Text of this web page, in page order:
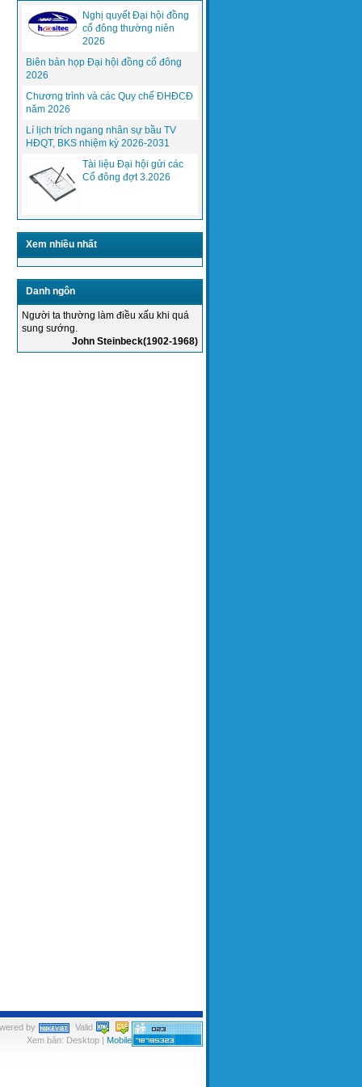
(PCWorldVN) Gần 7 tỷ thuê bao di động,
sắp bằng dân số thế giới,...
Phần mềm quản lý, điều hành giải
quyết trở ngại, sự cố online
HasitecTN
Thực hiện mục tiêu chất lượng năm
2015 của Tổng giám đốc công ty...
Nghị quyết Đại hội đồng
cổ đông thường niên
2026
Biên bản họp Đại hội đồng cổ đông
2026
Chương trình và các Quy chế ĐHĐCĐ
năm 2026
Lí lịch trích ngang nhân sự bầu TV
HĐQT, BKS nhiệm kỳ 2026-2031
Tài liệu Đại hội gửi các
Cổ đông đợt 3.2026
Xem nhiều nhất
Danh ngôn
Người ta thường làm điều xấu khi quá
sung sướng.
John Steinbeck(1902-1968)
by
Valid
Xem bản: Desktop | Mobile